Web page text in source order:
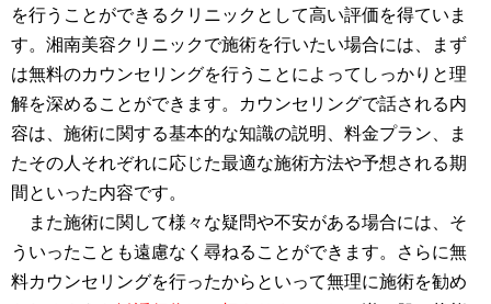
を行うことができるクリニックとして高い評価を得ていま
す。湘南美容クリニックで施術を行いたい場合には、まず
は無料のカウンセリングを行うことによってしっかりと理
解を深めることができます。カウンセリングで話される内
容は、施術に関する基本的な知識の説明、料金プラン、ま
たその人それぞれに応じた最適な施術方法や予想される期
間といった内容です。
また施術に関して様々な疑問や不安がある場合には、そ
ういったことも遠慮なく尋ねることができます。さらに無
料カウンセリングを行ったからといって無理に施術を勧め